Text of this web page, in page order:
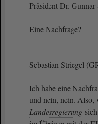
Präsident Dr. Gunnar
Eine Nachfrage?
Sebastian Striegel
Ich habe eine
und nein, nein. Also,
Landesregierung